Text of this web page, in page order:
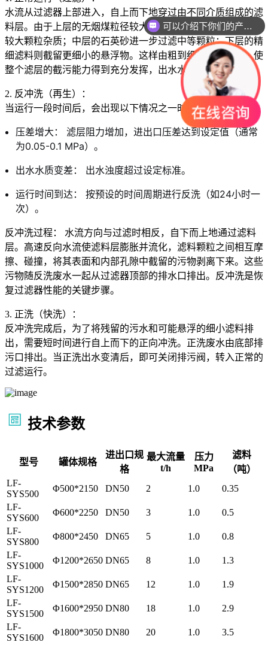
水流从过滤器上部进入，自上而下地穿过由不同介质组成的滤
料层。由于上层的无烟煤粒径较大，孔隙也大，先截留水中的
较大颗粒杂质；中层的石英砂进一步过滤中等颗粒；下层的精
细滤料则截留更细小的悬浮物。这样由粗到细的过滤方式，使
整个滤层的截污能力得到充分发挥，出水水质更好。
2. 反冲洗（再生）：
当运行一段时间后，会出现以下情况之一时，需进行反冲洗：
压差增大： 滤层阻力增加，进出口压差达到设定值（通常
为0.05-0.1 MPa）。
出水水质变差： 出水浊度超过设定标准。
运行时间到达： 按预设的时间周期进行反洗（如24小时一
次）。
反冲洗过程： 水流方向与过滤时相反，自下而上地通过滤料
层。高速反向水流使滤料层膨胀并流化，滤料颗粒之间相互摩
擦、碰撞，将其表面和内部孔隙中截留的污物剥离下来。这些
污物随反洗废水一起从过滤器顶部的排水口排出。反冲洗是恢
复过滤器性能的关键步骤。
3. 正洗（快洗）：
反冲洗完成后，为了将残留的污水和可能悬浮的细小滤料排
出，需要短时间进行自上而下的正向冲洗。正洗废水由底部排
污口排出。当正洗出水变清后，即可关闭排污阀，转入正常的
过滤运行。
技术参数
型号 罐体规格
进出口规
格
最大流量
t/h
压力
MPa
滤料
（吨）
LF-
SYS500
Φ500*2150 DN50 2 1.0
0.35
LF-
SYS600
Φ600*2250 DN50 3 1.0
0.5
LF-
SYS800
Φ800*2450 DN65 5 1.0
0.8
LF-
SYS1000
Φ1200*2650 DN65 8 1.0
1.3
LF-
SYS1200
Φ1500*2850 DN65 12 1.0
1.9
LF-
SYS1500
Φ1600*2950 DN80 18 1.0
2.9
LF-
SYS1600
Φ1800*3050 DN80 20 1.0
3.5
可以介绍下你们的产品么